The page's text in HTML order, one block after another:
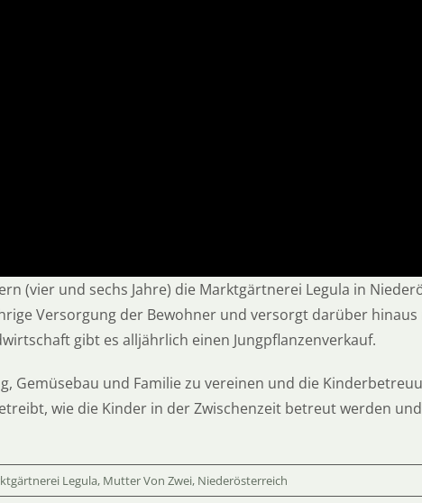
(vier und sechs Jahre) die Marktgärtnerei Legula in
Versorgung der Bewohner und versorgt darüber
gibt es alljährlich einen Jungpflanzenverkauf.
Gemüsebau und Familie zu vereinen und die
wie die Kinder in der Zwischenzeit betreut werden
Legula, Mutter Von Zwei, Niederösterreich